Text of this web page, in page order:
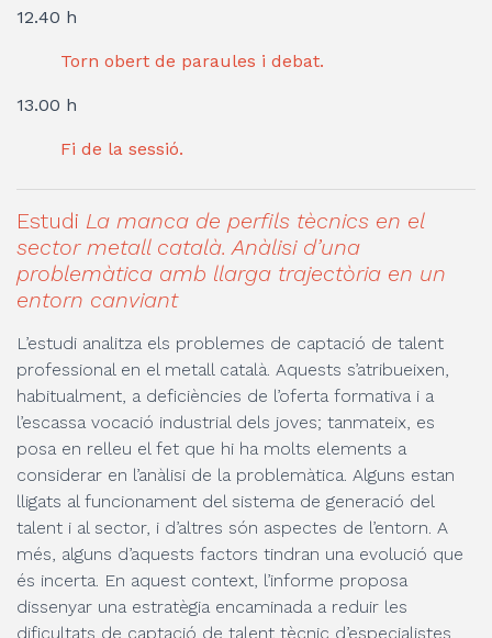
12.40 h
Torn obert de paraules i debat.
13.00 h
Fi de la sessió.
Estudi La manca de perfils tècnics en el
sector metall català. Anàlisi d’una
problemàtica amb llarga trajectòria en un
entorn canviant
L’estudi analitza els problemes de captació de talent
professional en el metall català. Aquests s’atribueixen,
habitualment, a deficiències de l’oferta formativa i a
l’escassa vocació industrial dels joves; tanmateix, es
posa en relleu el fet que hi ha molts elements a
considerar en l’anàlisi de la problemàtica. Alguns estan
lligats al funcionament del sistema de generació del
talent i al sector, i d’altres són aspectes de l’entorn. A
més, alguns d’aquests factors tindran una evolució que
és incerta. En aquest context, l’informe proposa
dissenyar una estratègia encaminada a reduir les
dificultats de captació de talent tècnic d’especialistes